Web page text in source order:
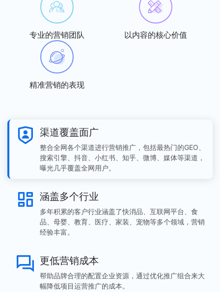
专业的营销团队 以内容的核心价值
精准营销的表现
渠道覆盖面广
整合全网各个渠道进行营销推广，包括最热门的GEO、
搜索引擎、抖音、小红书、知乎、微博、媒体等渠道，
曝光几乎覆盖全网用户。
涵盖多个行业
多年积累的客户行业涵盖了快消品、互联网平台、食
品、母婴、教育、医疗、家装、宠物等多个领域，营销
经验丰富。
更低营销成本
帮助品牌合理的配置企业资源，通过优化推广组合来大
幅降低项目运营推广的成本。